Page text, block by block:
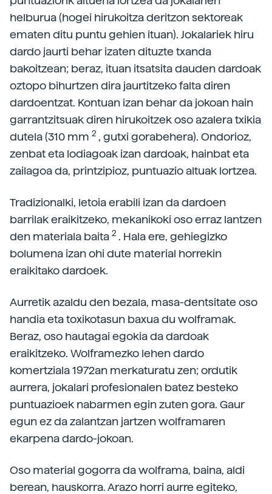
helburua (hogei hirukoitza deritzon sektoreak
ematen ditu puntu gehien ituan). Jokalariek hiru
dardo jaurti behar izaten dituzte txanda
bakoitzean; beraz, ituan itsatsita dauden dardoak
oztopo bihurtzen dira jaurtitzeko falta diren
dardoentzat. Kontuan izan behar da jokoan hain
garrantzitsuak diren hirukoitzek oso azalera txikia
dutela (310 mm 2 , gutxi gorabehera). Ondorioz,
zenbat eta lodiagoak izan dardoak, hainbat eta
zailagoa da, printzipioz, puntuazio altuak lortzea.
Tradizionalki, letoia erabili izan da dardoen
barrilak eraikitzeko, mekanikoki oso erraz lantzen
den materiala baita 2 . Hala ere, gehiegizko
bolumena izan ohi dute material horrekin
eraikitako dardoek.
Aurretik azaldu den bezala, masa-dentsitate oso
handia eta toxikotasun baxua du wolframak.
Beraz, oso hautagai egokia da dardoak
eraikitzeko. Wolframezko lehen dardo
komertziala 1972an merkaturatu zen; ordutik
aurrera, jokalari profesionalen batez besteko
puntuazioek nabarmen egin zuten gora. Gaur
egun ez da zalantzan jartzen wolframaren
ekarpena dardo-jokoan.
Oso material gogorra da wolframa, baina, aldi
berean, hauskorra. Arazo horri aurre egiteko,